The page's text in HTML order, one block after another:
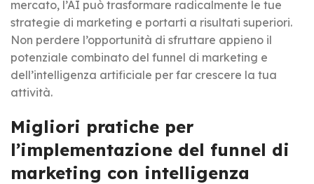
mercato, l’AI può trasformare radicalmente le tue
strategie di marketing e portarti a risultati superiori.
Non perdere l’opportunità di sfruttare appieno il
potenziale combinato del funnel di marketing e
dell’intelligenza artificiale per far crescere la tua
attività.
Migliori pratiche per
l’implementazione del funnel di
marketing con intelligenza